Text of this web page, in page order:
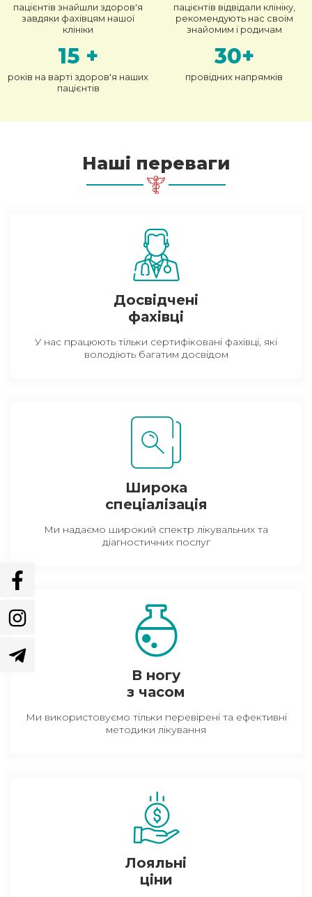
пацієнтів знайшли здоров'я
завдяки фахівцям нашої
клініки
пацієнтів відвідали клініку,
рекомендують нас своїм
знайомим і родичам
15 +
років на варті здоров'я наших
пацієнтів
30+
провідних напрямків
Наші переваги
Досвідчені
фахівці
У нас працюють тільки сертифіковані фахівці, які
володіють багатим досвідом
Широка
спеціалізація
Ми надаємо широкий спектр лікувальних та
діагностичних послуг
В ногу
з часом
Ми використовуємо тільки перевірені та ефективні
методики лікування
Лояльні
ціни